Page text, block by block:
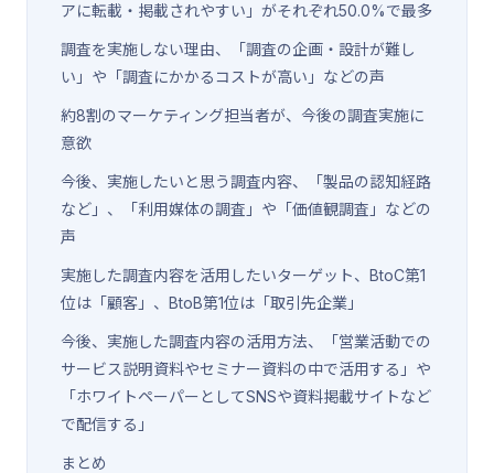
アに転載・掲載されやすい」がそれぞれ50.0%で最多
調査を実施しない理由、「調査の企画・設計が難し
い」や「調査にかかるコストが高い」などの声
約8割のマーケティング担当者が、今後の調査実施に
意欲
今後、実施したいと思う調査内容、「製品の認知経路
など」、「利用媒体の調査」や「価値観調査」などの
声
実施した調査内容を活用したいターゲット、BtoC第1
位は「顧客」、BtoB第1位は「取引先企業」
今後、実施した調査内容の活用方法、「営業活動での
サービス説明資料やセミナー資料の中で活用する」や
「ホワイトペーパーとしてSNSや資料掲載サイトなど
で配信する」
まとめ